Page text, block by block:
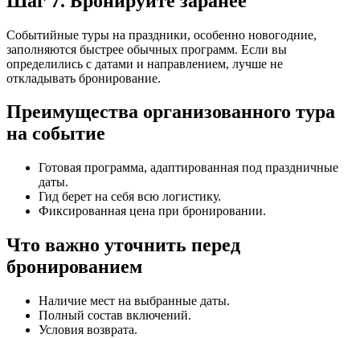
Событийные туры на праздники, особенно новогодние,
заполняются быстрее обычных программ. Если вы
определились с датами и направлением, лучше не
откладывать бронирование.
Преимущества организованного тура
на событие
Готовая программа, адаптированная под праздничные
даты.
Гид берет на себя всю логистику.
Фиксированная цена при бронировании.
Что важно уточнить перед
бронированием
Наличие мест на выбранные даты.
Полный состав включений.
Условия возврата.